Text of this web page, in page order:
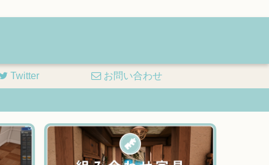
Twitter お問い合わせ